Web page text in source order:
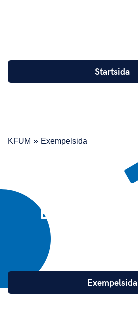
Startsida
KFUM » Exempelsida
BACKGROUND
Exempelsida